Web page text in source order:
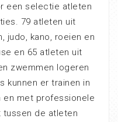
een selectie atleten
79 atleten uit
judo, kano, roeien en
en 65 atleten uit
zwemmen logeren
kunnen er trainen in
met professionele
de atleten